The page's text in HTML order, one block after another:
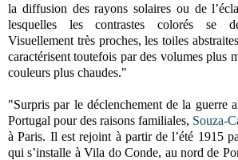
la diffusion des rayons solaires ou de
lesquelles les contrastes colorés se
Visuellement très proches, les toiles
caractérisent toutefois par des volumes plus
couleurs plus chaudes."
"Surpris par le déclenchement de la guerre
Portugal pour des raisons familiales, Souza-
à Paris. Il est rejoint à partir de l’été 1915
qui s’installe à Vila do Conde, au nord de